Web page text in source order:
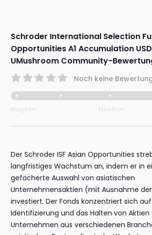
Schroder International Selection
Opportunities A1 Accumulation USD
UMushroom Community-
Noch keine
Der Schroder ISF Asian Opportunities
langfristiges Wachstum an, indem er in
gefächerte Auswahl von asiatischen
Unternehmensaktien (mit Ausnahme
investiert. Der Fonds konzentriert sich
Identifizierung und das Halten von Aktien
Unternehmen aus verschiedenen